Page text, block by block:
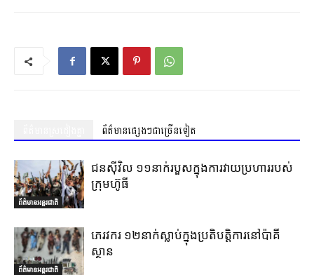
ព័ត៌មានផ្សេងៗជាច្រើនទៀត
ព័ត៌មានអន្តរជាតិ
ជនស៊ីវិល ១១នាក់របួសក្នុងការវាយប្រហាររបស់
ក្រុមហ៊ូធី
ព័ត៌មានអន្តរជាតិ
ភេរវករ ១២នាក់ស្លាប់ក្នុងប្រតិបត្តិការនៅប៉ាគី
ស្ថាន